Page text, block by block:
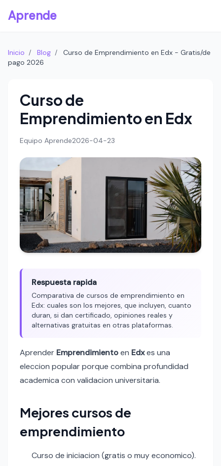
Aprende
Inicio / Blog /
Curso de Emprendimiento en Edx - Gratis/de
pago 2026
Curso de
Emprendimiento en Edx
Equipo Aprende2026-04-23
Respuesta rapida
Comparativa de cursos de emprendimiento en
Edx: cuales son los mejores, que incluyen, cuanto
duran, si dan certificado, opiniones reales y
alternativas gratuitas en otras plataformas.
Aprender Emprendimientoen Edxes una
eleccion popular porque combina profundidad
academica con validacion universitaria.
Mejores cursos de
emprendimiento
Curso de iniciacion (gratis o muy economico).